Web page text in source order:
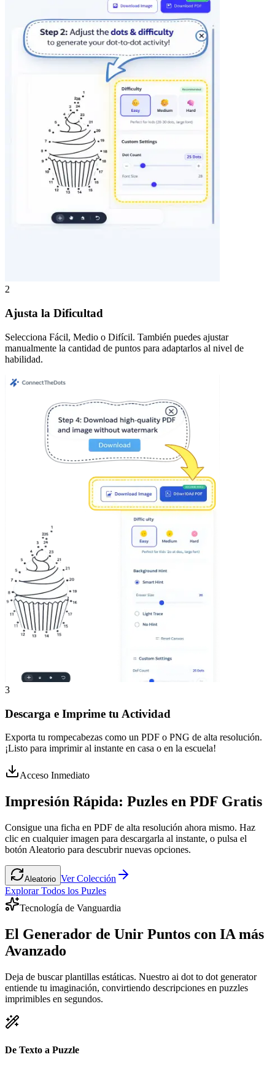
2
Ajusta la Dificultad
Selecciona Fácil, Medio o Difícil. También puedes ajustar
manualmente la cantidad de puntos para adaptarlos al nivel de
habilidad.
3
Descarga e Imprime tu Actividad
Exporta tu rompecabezas como un PDF o PNG de alta resolución.
¡Listo para imprimir al instante en casa o en la escuela!
Acceso Inmediato
Impresión Rápida: Puzles en PDF Gratis
Consigue una ficha en PDF de alta resolución ahora mismo. Haz
clic en cualquier imagen para descargarla al instante, o pulsa el
botón Aleatorio para descubrir nuevas opciones.
Aleatorio Ver Colección
Explorar Todos los Puzles
Tecnología de Vanguardia
El Generador de Unir Puntos con IA más
Avanzado
Deja de buscar plantillas estáticas. Nuestro ai dot to dot generator
entiende tu imaginación, convirtiendo descripciones en puzzles
imprimibles en segundos.
De Texto a Puzzle